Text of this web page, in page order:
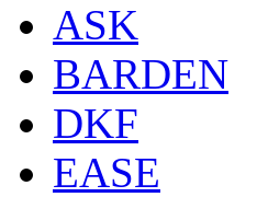
ASK
BARDEN
DKF
EASE